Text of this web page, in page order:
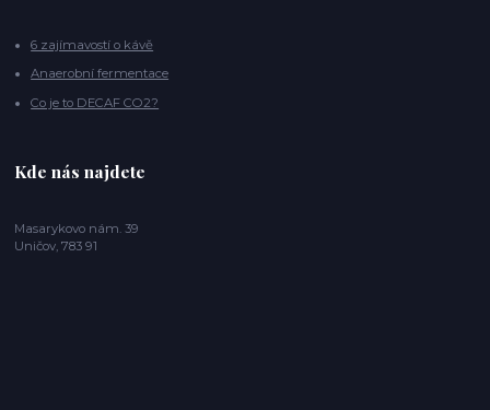
6 zajímavostí o kávě
Anaerobní fermentace
Co je to DECAF CO2?
Kde nás najdete
Masarykovo nám. 39
Uničov, 783 91